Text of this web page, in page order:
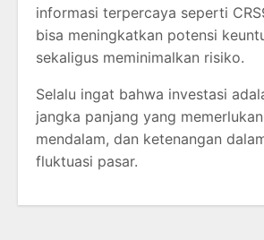
informasi terpercaya seperti
bisa meningkatkan potensi
sekaligus meminimalkan risiko.
Selalu ingat bahwa investasi
jangka panjang yang
mendalam, dan ketenangan
fluktuasi pasar.